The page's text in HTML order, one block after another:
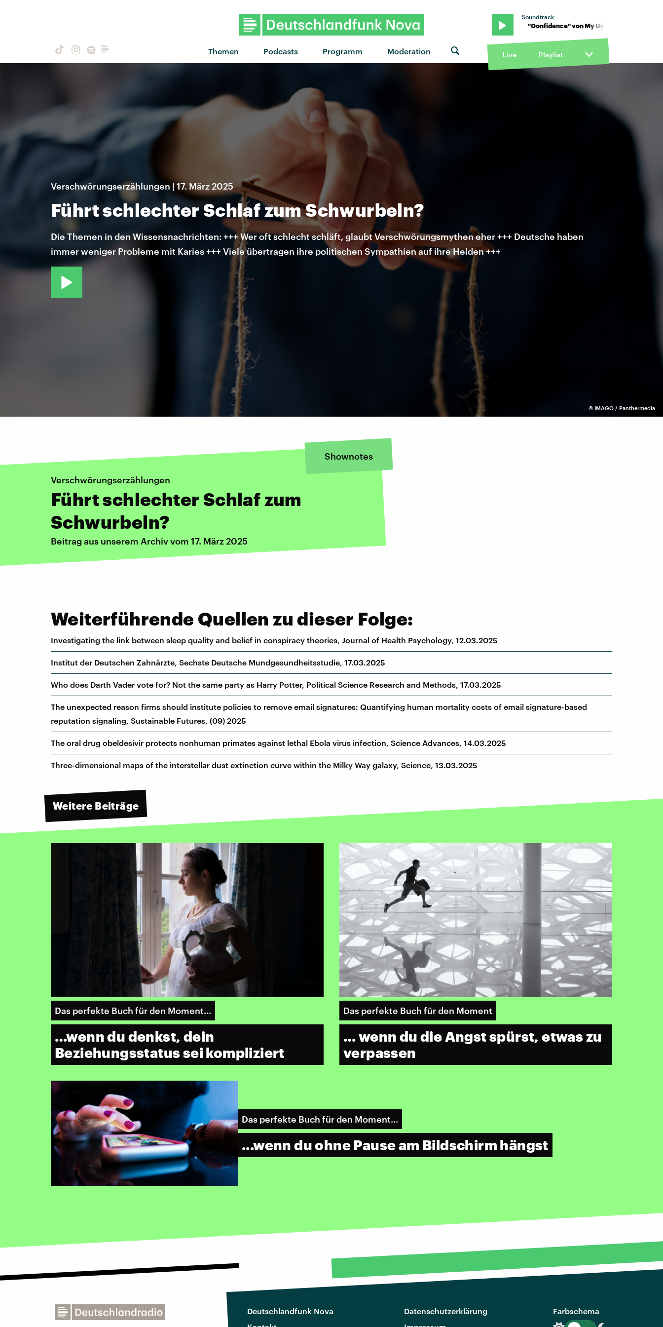
Themen Podcasts Programm Moderation
Soundtrack
"Confidence" von My Ugly Clementine · "Confidence" von My Ugly Clementine ·
Live Playlist
© IMAGO / Panthermedia
Verschwörungserzählungen | 17. März 2025
Führt schlechter Schlaf zum Schwurbeln?
Die Themen in den Wissensnachrichten: +++ Wer oft schlecht schläft, glaubt Verschwörungsmythen eher +++ Deutsche haben
immer weniger Probleme mit Karies +++ Viele übertragen ihre politischen Sympathien auf ihre Helden +++
Shownotes
Verschwörungserzählungen
Führt schlechter Schlaf zum
Schwurbeln?
Beitrag aus unserem Archiv vom 17. März 2025
Weiterführende Quellen zu dieser Folge:
Investigating the link between sleep quality and belief in conspiracy theories, Journal of Health Psychology, 12.03.2025
Institut der Deutschen Zahnärzte, Sechste Deutsche Mundgesundheitsstudie, 17.03.2025
Who does Darth Vader vote for? Not the same party as Harry Potter, Political Science Research and Methods, 17.03.2025
The unexpected reason firms should institute policies to remove email signatures: Quantifying human mortality costs of email signature-based
reputation signaling, Sustainable Futures, (09) 2025
The oral drug obeldesivir protects nonhuman primates against lethal Ebola virus infection, Science Advances, 14.03.2025
Three-dimensional maps of the interstellar dust extinction curve within the Milky Way galaxy, Science, 13.03.2025
Weitere Beiträge
Das perfekte Buch für den Moment...
…wenn du denkst, dein
Beziehungsstatus sei kompliziert
Das perfekte Buch für den Moment
… wenn du die Angst spürst, etwas zu
verpassen
Das perfekte Buch für den Moment...
...wenn du ohne Pause am Bildschirm hängst
Deutschlandfunk Nova
Datenschutzerklärung
Farbschema